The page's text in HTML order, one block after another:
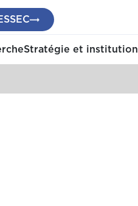
Stratégie et institution